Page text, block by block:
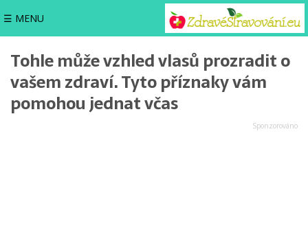
☰ MENU
Tohle může vzhled vlasů prozradit o
vašem zdraví. Tyto příznaky vám
pomohou jednat včas